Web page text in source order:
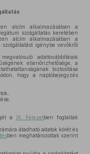
alcím alkalmazásában a
szolgáltatás keretében
alcím alkalmazásában a
igénybe vevőkről
adattovábbítások
ellenőrizhetősége, a
biztosítása
hogy a naplóbejegyzés
a IX. Fejezetben foglaltak
átadható adatok körét és
ben meghatározottak szerint